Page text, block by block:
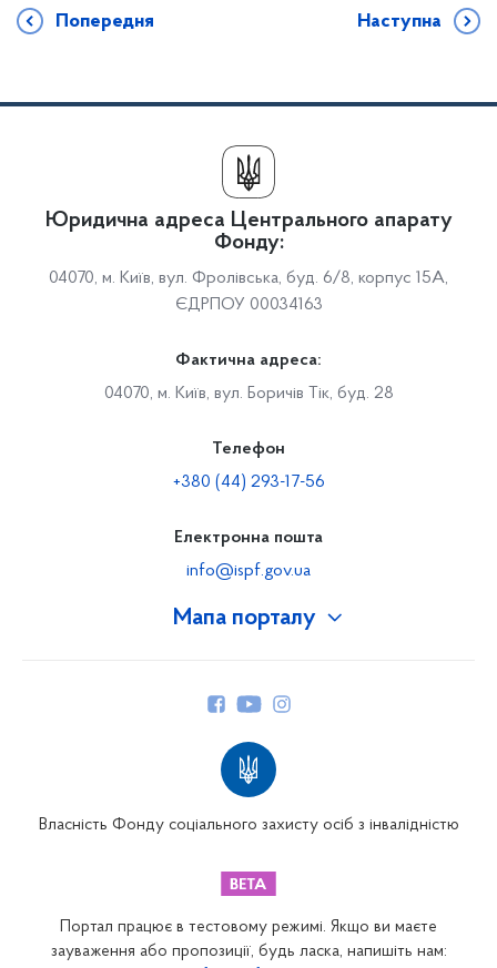
Попередня Наступна
Мапа порталу
Закарпатське відділення
Юридична адреса Центрального апарату
Фонду:
04070, м. Київ, вул. Фролівська, буд. 6/8, корпус 15А,
ЄДРПОУ 00034163
Фактична адреса:
04070, м. Київ, вул. Боричів Тік, буд. 28
Телефон
+380 (44) 293-17-56
Електронна пошта
info@ispf.gov.ua
Власність Фонду соціального захисту осіб з інвалідністю
Портал працює в тестовому режимі. Якщо ви маєте
зауваження або пропозиції, будь ласка, напишіть нам: